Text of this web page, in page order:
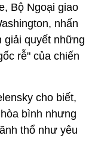
Bộ Ngoại giao
nhấn
giải quyết những
rễ" của chiến
cho biết,
bình nhưng
thổ như yêu